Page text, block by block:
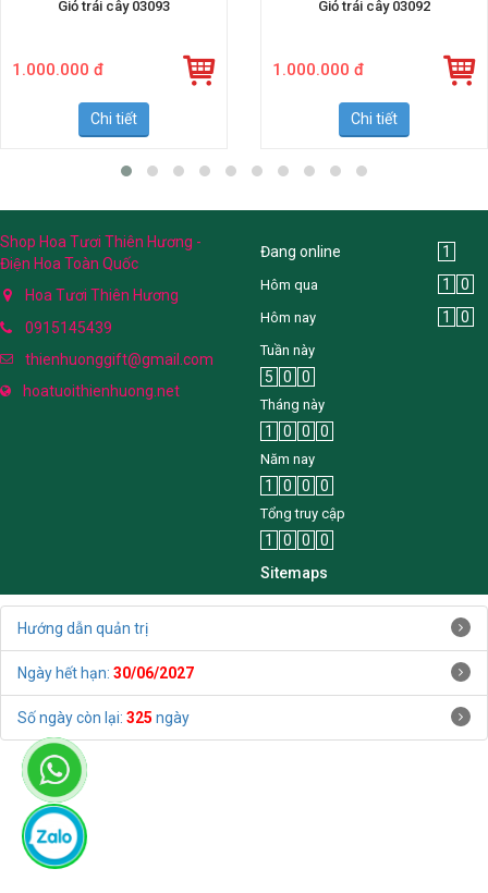
Giỏ trái cây 03093
1.000.000 đ
Chi tiết
Giỏ trái cây 03092
1.000.000 đ
Chi tiết
Shop Hoa Tươi Thiên Hương -
Điện Hoa Toàn Quốc
Hoa Tươi Thiên Hương
0915145439
thienhuonggift@gmail.com
hoatuoithienhuong.net
Đang online 1
Hôm qua 1 0
Hôm nay 1 0
Tuần này
5 0 0
Tháng này
1 0 0 0
Năm nay
1 0 0 0
Tổng truy cập
1 0 0
0
Sitemaps
Hướng dẫn quản trị
Ngày hết hạn: 30/06/2027
Số ngày còn lại: 325 ngày